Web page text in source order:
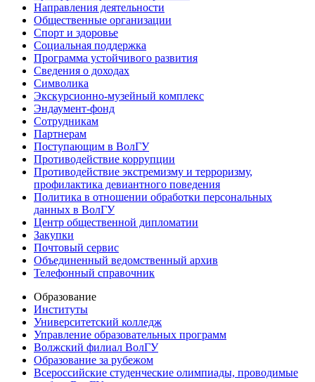
Направления деятельности
Общественные организации
Спорт и здоровье
Социальная поддержка
Программа устойчивого развития
Сведения о доходах
Символика
Экскурсионно-музейный комплекс
Эндаумент-фонд
Сотрудникам
Партнерам
Поступающим в ВолГУ
Противодействие коррупции
Противодействие экстремизму и терроризму,
профилактика девиантного поведения
Политика в отношении обработки персональных
данных в ВолГУ
Центр общественной дипломатии
Закупки
Почтовый сервис
Объединенный ведомственный архив
Телефонный справочник
Образование
Институты
Университетский колледж
Управление образовательных программ
Волжский филиал ВолГУ
Образование за рубежом
Всероссийские студенческие олимпиады, проводимые